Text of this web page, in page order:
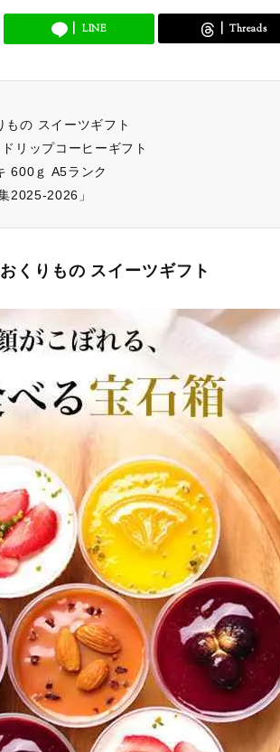
LINE Threads
の スイーツギフト
リップコーヒーギフト
600ｇ A5ランク
2025-2026」
くりもの スイーツギフト